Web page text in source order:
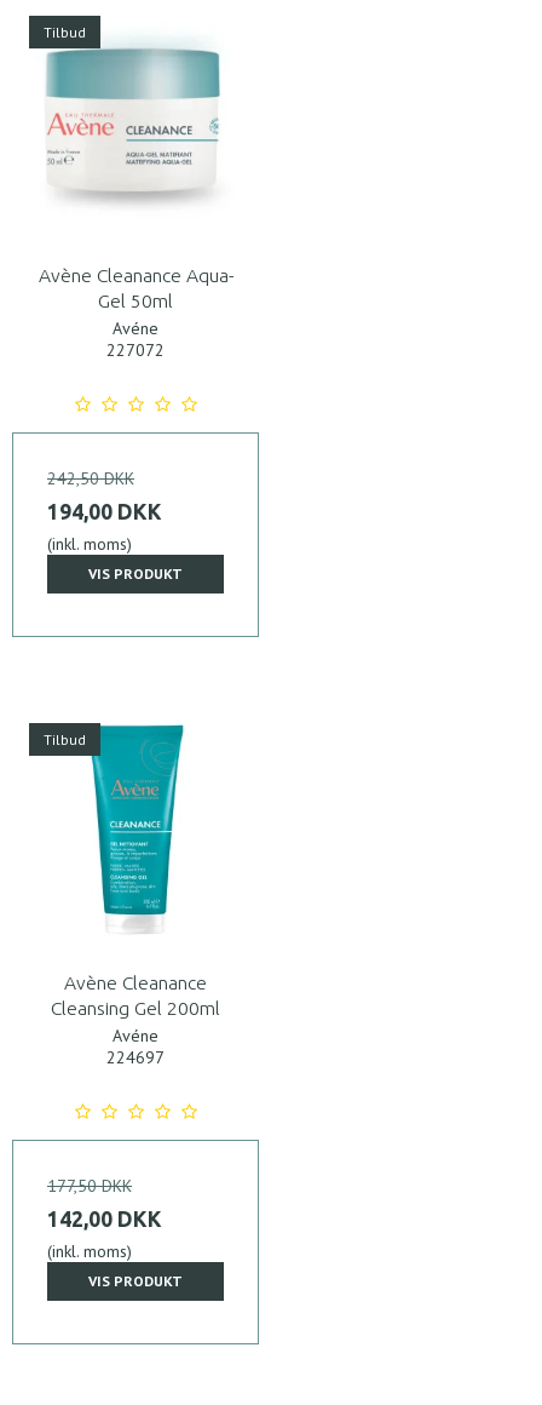
Tilbud
Avène Cleanance Aqua-
Gel 50ml
Avéne
227072
242,50 DKK
194,00 DKK
(inkl. moms)
VIS PRODUKT
Tilbud
Avène Cleanance
Cleansing Gel 200ml
Avéne
224697
177,50 DKK
142,00 DKK
(inkl. moms)
VIS PRODUKT